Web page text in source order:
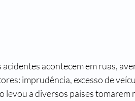
imprudência, excesso de
levou a diversos países